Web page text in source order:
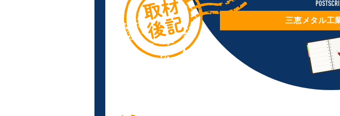
※３ コ
いを長く
（２０２
三恵メタル工